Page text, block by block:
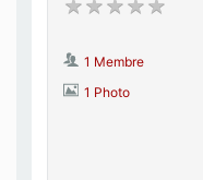
1 Membre
1 Photo